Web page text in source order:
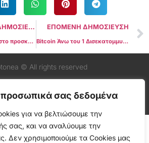
σας δεδομένα
για να βελτιώσουμε την
σας, και να αναλύουμε την
Δεν χρησιμοποιούμε τα Cookies μας
ΠΡΟΗΓΟΥΜΕΝΗ ΔΗΜΟΣΙΕΥΣΗ
Bitcoin και Altcoins στο προσκήνιο μετά τη συμφωνία δασμών ΗΠΑ-Κίνας
ΕΠΟΜΕΝΗ ΔΗΜΟΣΙΕΥΣΗ
Bitcoin Άνω του 1 Δισεκατομμυρίου Δολαρίων Αποσύρθηκαν από την Coinbase Καθώς Αυξάνεται η Θεσμική Ζήτηση
© All rights reserved